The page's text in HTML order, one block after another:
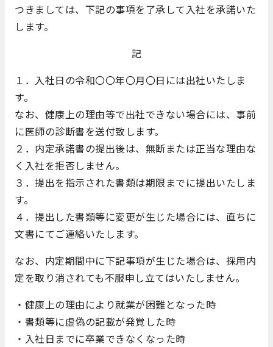
つきましては、下記の事項を了承して入社を承諾いた
します。
記
１．入社日の令和〇〇年〇月〇日には出社いたしま
す。
なお、健康上の理由等で出社できない場合には、事前
に医師の診断書を送付致します。
２．内定承諾書の提出後は、無断または正当な理由な
く入社を拒否しません。
３．提出を指示された書類は期限までに提出いたしま
す。
４．提出した書類等に変更が生じた場合には、直ちに
文書にてご連絡いたします。
なお、内定期間中に下記事項が生じた場合は、採用内
定を取り消されても不服申し立てはいたしません。
・健康上の理由により就業が困難となった時
・書類等に虚偽の記載が発覚した時
・入社日までに卒業できなくなった時